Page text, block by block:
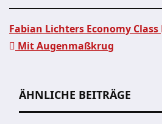
Fabian Lichters Economy Class
Mit Augenmaßkrug
ÄHNLICHE BEITRÄGE